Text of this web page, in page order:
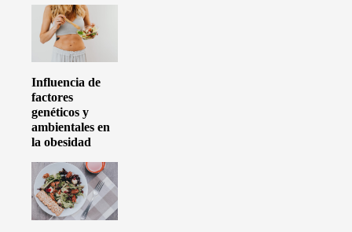
Influencia de
factores
genéticos y
ambientales en
la obesidad